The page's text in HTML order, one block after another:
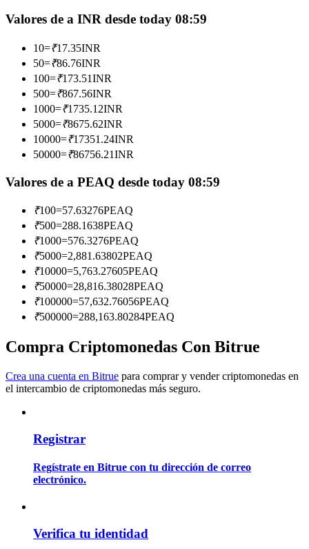
Conviértete en un Trader de Copia
Disfruta del reparto de beneficios y comisiones de copy trading
Información
Análisis de big data que incluye información comercial, etc.
Guía de inicio de futuros
Valores de a INR desde today 08:59
10=₹17.35INR
50=₹86.76INR
100=₹173.51INR
500=₹867.56INR
1000=₹1735.12INR
5000=₹8675.62INR
10000=₹17351.24INR
50000=₹86756.21INR
Valores de a PEAQ desde today 08:59
₹100=57.63276PEAQ
₹500=288.1638PEAQ
₹1000=576.3276PEAQ
₹5000=2,881.63802PEAQ
₹10000=5,763.27605PEAQ
₹50000=28,816.38028PEAQ
₹100000=57,632.76056PEAQ
₹500000=288,163.80284PEAQ
Compra Criptomonedas Con Bitrue
Crea una cuenta en Bitrue para comprar y vender criptomonedas en
el intercambio de criptomonedas más seguro.
Registrar
Regístrate en Bitrue con tu dirección de correo
electrónico.
Verifica tu identidad